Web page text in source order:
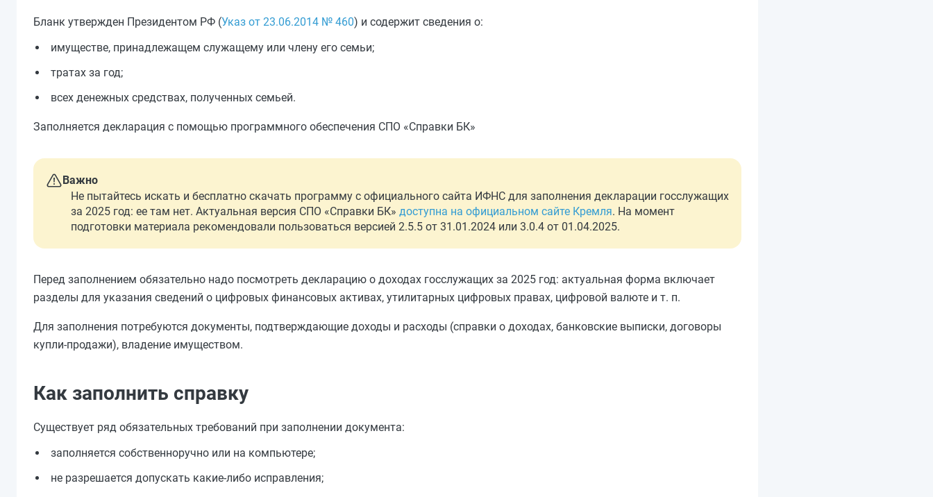
Бланк утвержден Президентом РФ (Указ от 23.06.2014 № 460) и содержит сведения о:
имуществе, принадлежащем служащему или члену его семьи;
тратах за год;
всех денежных средствах, полученных семьей.
Заполняется декларация с помощью программного обеспечения СПО «Справки БК»
Важно
Не пытайтесь искать и бесплатно скачать программу с официального сайта ИФНС для заполнения декларации госслужащих
за 2025 год: ее там нет. Актуальная версия СПО «Справки БК» доступна на официальном сайте Кремля. На момент
подготовки материала рекомендовали пользоваться версией 2.5.5 от 31.01.2024 или 3.0.4 от 01.04.2025.
Перед заполнением обязательно надо посмотреть декларацию о доходах госслужащих за 2025 год: актуальная форма включает
разделы для указания сведений о цифровых финансовых активах, утилитарных цифровых правах, цифровой валюте и т. п.
Для заполнения потребуются документы, подтверждающие доходы и расходы (справки о доходах, банковские выписки, договоры
купли-продажи), владение имуществом.
Как заполнить справку
Существует ряд обязательных требований при заполнении документа:
заполняется собственноручно или на компьютере;
не разрешается допускать какие-либо исправления;